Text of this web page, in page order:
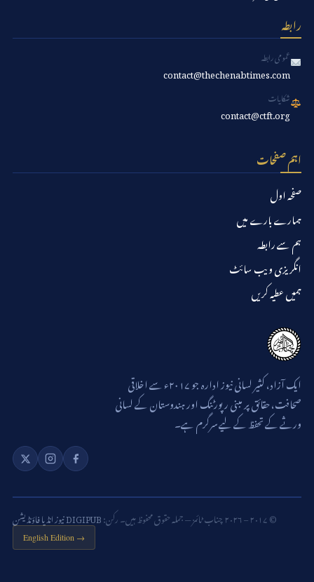
رابطہ
عمومی رابطہ
contact@thechenabtimes.com
شکایات
contact@ctft.org
اہم صفحات
صفحہ اول
ہمارے بارے میں
ہم سے رابطہ
انگریزی ویب سائٹ
ہمیں عطیہ کریں
ایک آزاد، کثیر لسانی نیوز ادارہ جو ۲۰۱۷ء سے اخلاقی
صحافت، حقائق پر مبنی رپورٹنگ اور ہندوستان کے لسانی
ورثے کے تحفظ کے لیے سرگرم ہے۔
DIGIPUB نیوز انڈیا فاؤنڈیشن
English Edition →